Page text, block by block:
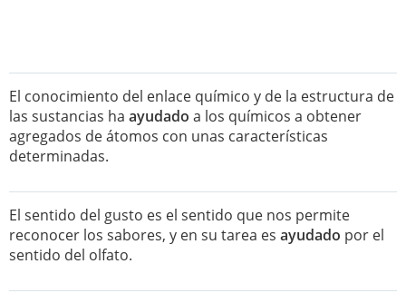
El conocimiento del enlace químico y de la estructura de
las sustancias ha ayudado a los químicos a obtener
agregados de átomos con unas características
determinadas.
El sentido del gusto es el sentido que nos permite
reconocer los sabores, y en su tarea es ayudado por el
sentido del olfato.